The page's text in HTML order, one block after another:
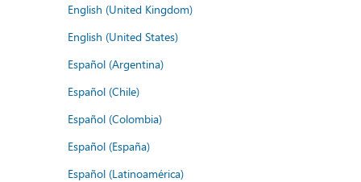
English (United Kingdom)
English (United States)
Español (Argentina)
Español (Chile)
Español (Colombia)
Español (España)
Español (Latinoamérica)